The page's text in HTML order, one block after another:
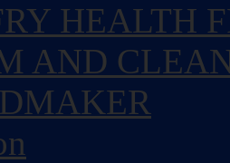
HEALTH
AND